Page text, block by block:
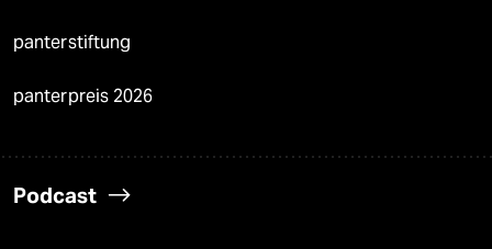
panterstiftung
panterpreis 2026
Podcast